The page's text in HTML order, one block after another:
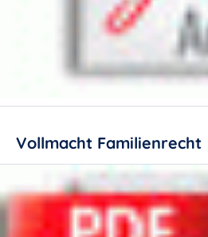
Vollmacht Familienrecht